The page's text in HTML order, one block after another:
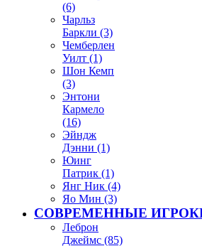
(6)
Чарльз
Баркли (3)
Чемберлен
Уилт (1)
Шон Кемп
(3)
Энтони
Кармело
(16)
Эйндж
Дэнни (1)
Юинг
Патрик (1)
Янг Ник (4)
Яо Мин (3)
СОВРЕМЕННЫЕ
Леброн
Джеймс (85)